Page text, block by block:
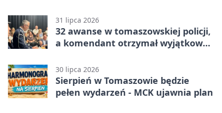
Mazowiecki 2:1
31 lipca 2026
32 awanse w tomaszowskiej policji,
a komendant otrzymał wyjątkowy
30 lipca 2026
Sierpień w Tomaszowie będzie
pełen wydarzeń - MCK ujawnia plan